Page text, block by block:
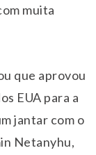
muita
que aprovou
EUA para a
jantar com o
Netanyhu,